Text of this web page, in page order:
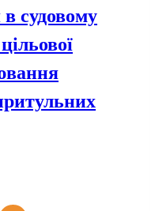
судовому